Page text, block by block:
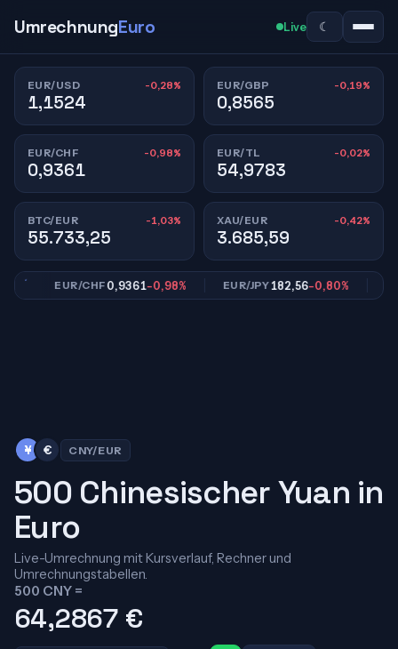
UmrechnungEuro Live ☾
EUR/USD -0,28%
1,1524
EUR/GBP -0,19%
0,8565
EUR/CHF -0,98%
0,9361
EUR/TL -0,02%
54,9783
BTC/EUR -1,03%
55.733,25
XAU/EUR -0,42%
3.685,59
EUR/CHF0,9361-0,98% EUR/JPY182,56-0,80%
¥ € CNY/EUR
500 Chinesischer Yuan in
Euro
Live-Umrechnung mit Kursverlauf, Rechner und
Umrechnungstabellen.
500 CNY =
64,2867 €